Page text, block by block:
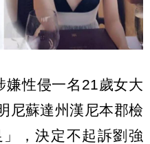
性侵一名21歲女大
尼蘇達州漢尼本郡檢
，決定不起訴劉強